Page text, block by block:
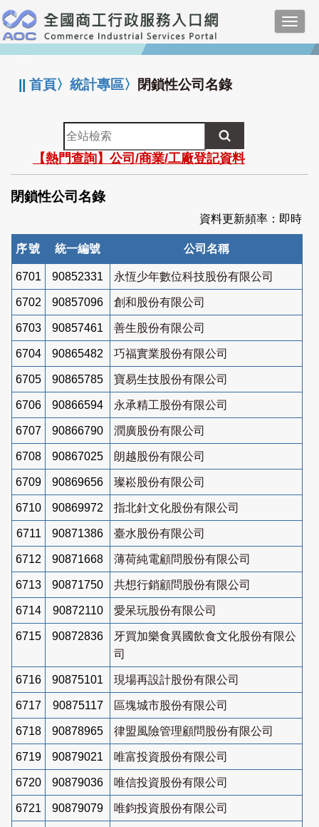
跳
到
主
要
:::
||首頁〉統計專區〉 閉鎖性公司名錄
全
站
檢
索
【熱門查詢】公司/商業/工廠登記資料
閉鎖性公司名錄
資料更新頻率：即時
序號 統一編號 公司名稱
6701 90852331 永恆少年數位科技股份有限公司
6702 90857096 創和股份有限公司
6703 90857461 善生股份有限公司
6704 90865482 巧福實業股份有限公司
6705 90865785 寶易生技股份有限公司
6706 90866594 永承精工股份有限公司
6707 90866790 潤廣股份有限公司
6708 90867025 朗越股份有限公司
6709 90869656 璨崧股份有限公司
6710 90869972 指北針文化股份有限公司
6711 90871386 臺水股份有限公司
6712 90871668 薄荷純電顧問股份有限公司
6713 90871750 共想行銷顧問股份有限公司
6714 90872110 愛呆玩股份有限公司
6715 90872836
牙買加樂食異國飲食文化股份有限公
司
6716 90875101 現場再設計股份有限公司
6717 90875117 區塊城市股份有限公司
6718 90878965 律盟風險管理顧問股份有限公司
6719 90879021 唯富投資股份有限公司
6720 90879036 唯信投資股份有限公司
6721 90879079 唯鈞投資股份有限公司